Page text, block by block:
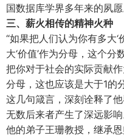
国数据库学界多年来的夙愿
三、薪火相传的精神火种
“如果把人们认为你有多大
大‘价值’作为分母，这个分
把你对于社会的实际贡献
分母，这也应该是大于1的
这几句箴言，深刻诠释了
无数后来者产生了深远影响
他的弟子王珊教授，继承